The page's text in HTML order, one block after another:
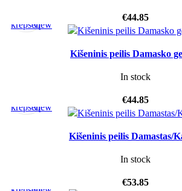
€44.85
krepšelįview
Kišeninis peilis Damasko
In stock
€44.85
krepšelįview
Kišeninis peilis Damastas/
In stock
€53.85